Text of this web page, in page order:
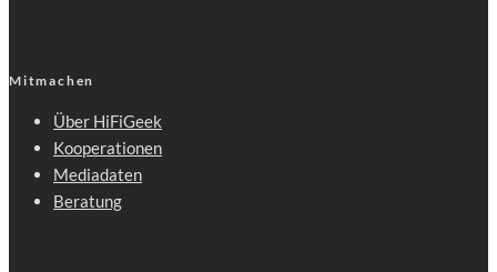
Mitmachen
Über HiFiGeek
Kooperationen
Mediadaten
Beratung